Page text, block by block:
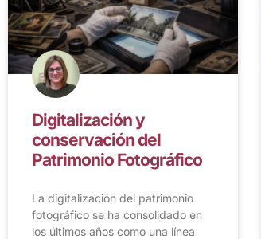
Digitalización y
conservación del
Patrimonio Fotográfico
La digitalización del patrimonio
fotográfico se ha consolidado en
los últimos años como una línea